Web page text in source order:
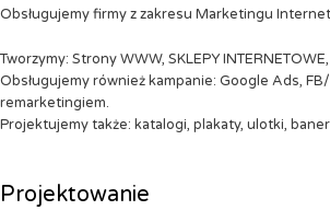
Obsługujemy firmy z zakresu Marketingu
Tworzymy: Strony WWW, SKLEPY
Obsługujemy również kampanie: Google Ads,
remarketingiem.
Projektujemy także: katalogi, plakaty, ulotki,
Projektowanie